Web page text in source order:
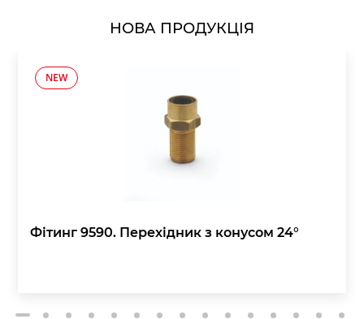
НОВА ПРОДУКЦІЯ
NEW
Фітинг 9590. Перехідник з конусом 24°